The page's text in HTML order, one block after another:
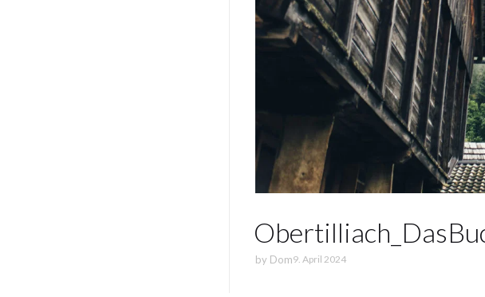
by Dom9. April 2024